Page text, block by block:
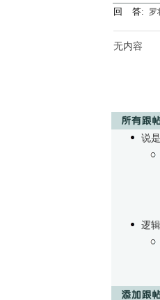
回 答: 罗
无内容
说
逻